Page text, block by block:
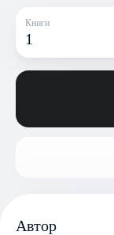
Книги
1
Автор